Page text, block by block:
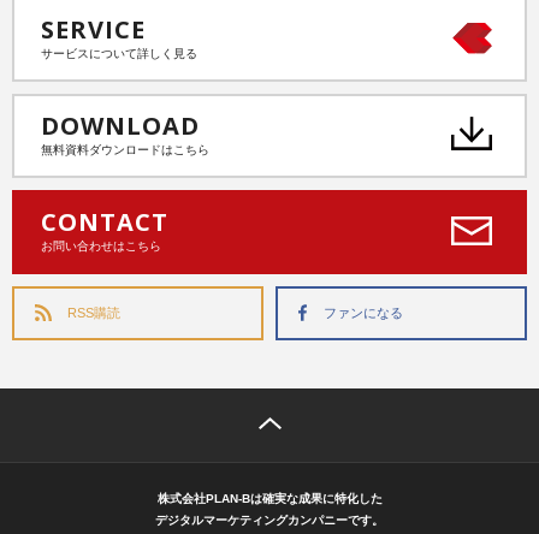
SERVICE
サービスについて詳しく見る
DOWNLOAD
無料資料ダウンロードはこちら
CONTACT
お問い合わせはこちら
RSS購読 ファンになる
株式会社PLAN-Bは確実な成果に特化した
デジタルマーケティングカンパニーです。